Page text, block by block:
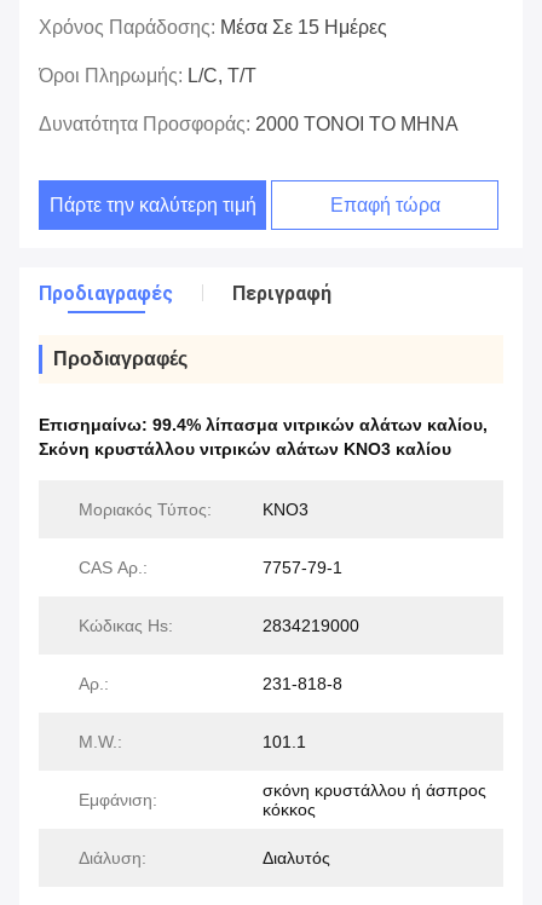
Χρόνος Παράδοσης: Μέσα Σε 15 Ημέρες
Όροι Πληρωμής: L/C, T/T
Δυνατότητα Προσφοράς: 2000 ΤΟΝΟΙ ΤΟ ΜΗΝΑ
Πάρτε την καλύτερη τιμή Επαφή τώρα
Προδιαγραφές Περιγραφή
Προδιαγραφές
Επισημαίνω: 99.4% λίπασμα νιτρικών αλάτων καλίου,
Σκόνη κρυστάλλου νιτρικών αλάτων KNO3 καλίου
Μοριακός Τύπος: KNO3
CAS Αρ.: 7757-79-1
Κώδικας Hs: 2834219000
Αρ.: 231-818-8
M.W.: 101.1
Εμφάνιση:
σκόνη κρυστάλλου ή άσπρος
κόκκος
Διάλυση: Διαλυτός